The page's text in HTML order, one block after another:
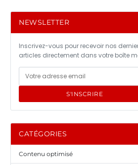
NEWSLETTER
Inscrivez-vous pour recevoir nos
articles directement dans votre boîte
S'INSCRIRE
CATÉGORIES
Contenu optimisé